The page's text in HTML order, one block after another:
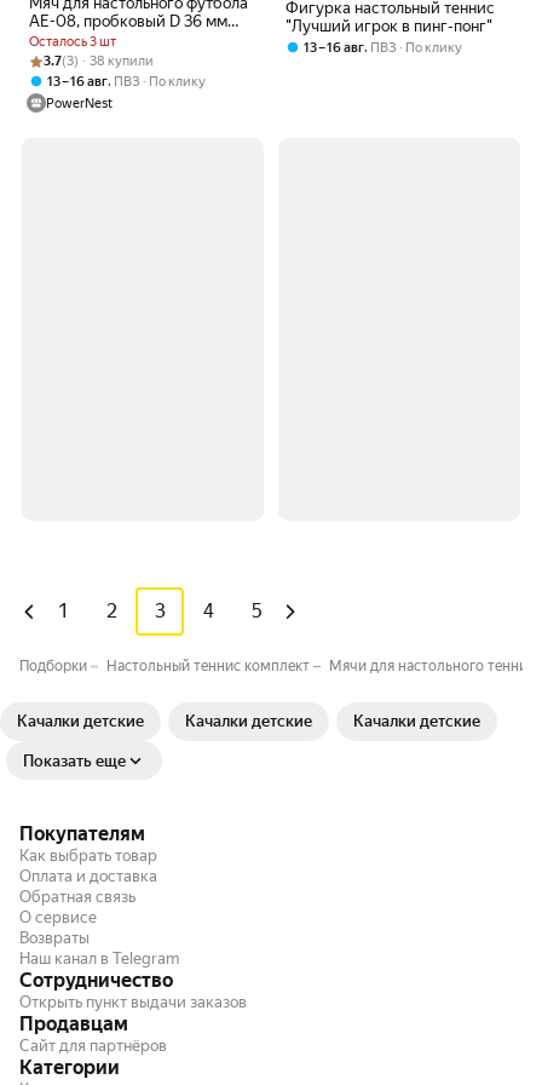
AE-08, пробковый D 36 мм
51.000.36.9
Осталось 3 шт
Рейтинг товара: 3.7 из 5
Оценок: (3) · 38 купили
3.7(3) · 38 купили
13 – 16 авг, ПВЗ
По клику
PowerNest
Фигурка настольный теннис
"Лучший игрок в пинг-понг"
13 – 16 авг, ПВЗ По клику
1 2 3 4 5
Подборки Настольный теннис комплект Мячи для настольного тенниса
Качалки детские Качалки детские Качалки детские
Показать еще
Покупателям
Как выбрать товар
Оплата и доставка
Обратная связь
О сервисе
Возвраты
Наш канал в Telegram
Сотрудничество
Открыть пункт выдачи заказов
Продавцам
Сайт для партнёров
Категории